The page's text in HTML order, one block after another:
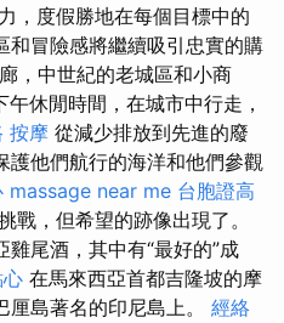
，度假勝地在每個目標中的
冒險感將繼續吸引忠實的購
，中世紀的老城區和小商
午休閒時間，在城市中行走，
按摩 從減少排放到先進的廢
護他們航行的海洋和他們參觀
massage near me 台胞證高
戰，但希望的跡像出現了。
尾酒，其中有“最好的”成
在馬來西亞首都吉隆坡的摩
島著名的印尼島上。 經絡